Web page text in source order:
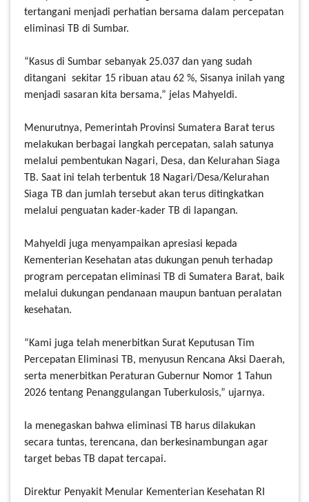
tertangani menjadi perhatian bersama dalam percepatan
eliminasi TB di Sumbar.
“Kasus di Sumbar sebanyak 25.037 dan yang sudah
ditangani sekitar 15 ribuan atau 62 %, Sisanya inilah yang
menjadi sasaran kita bersama,” jelas Mahyeldi.
Menurutnya, Pemerintah Provinsi Sumatera Barat terus
melakukan berbagai langkah percepatan, salah satunya
melalui pembentukan Nagari, Desa, dan Kelurahan Siaga
TB. Saat ini telah terbentuk 18 Nagari/Desa/Kelurahan
Siaga TB dan jumlah tersebut akan terus ditingkatkan
melalui penguatan kader-kader TB di lapangan.
Mahyeldi juga menyampaikan apresiasi kepada
Kementerian Kesehatan atas dukungan penuh terhadap
program percepatan eliminasi TB di Sumatera Barat, baik
melalui dukungan pendanaan maupun bantuan peralatan
kesehatan.
“Kami juga telah menerbitkan Surat Keputusan Tim
Percepatan Eliminasi TB, menyusun Rencana Aksi Daerah,
serta menerbitkan Peraturan Gubernur Nomor 1 Tahun
2026 tentang Penanggulangan Tuberkulosis,” ujarnya.
Ia menegaskan bahwa eliminasi TB harus dilakukan
secara tuntas, terencana, dan berkesinambungan agar
target bebas TB dapat tercapai.
Direktur Penyakit Menular Kementerian Kesehatan RI